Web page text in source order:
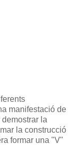
manifestació de
la
la construcció
formar una "V"